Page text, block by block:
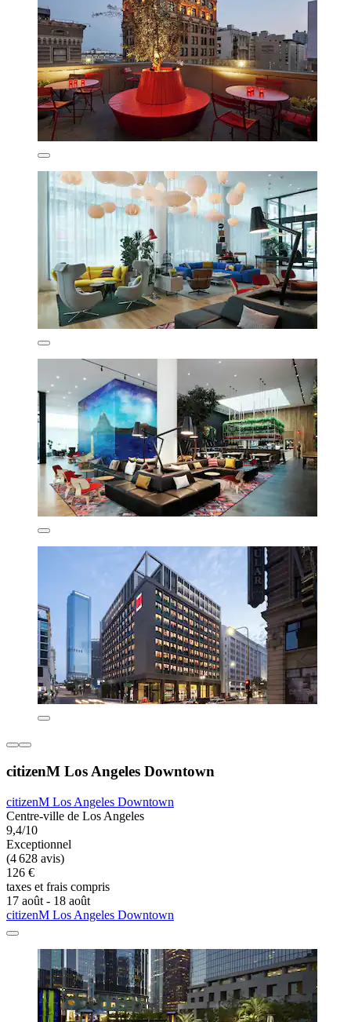
citizenM Los Angeles Downtown
citizenM Los Angeles Downtown
Centre-ville de Los Angeles
9,4/10
Exceptionnel
(4 628 avis)
126 €
taxes et frais compris
17 août - 18 août
citizenM Los Angeles Downtown